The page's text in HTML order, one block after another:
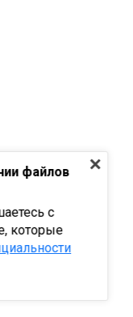
файлов
с
которые